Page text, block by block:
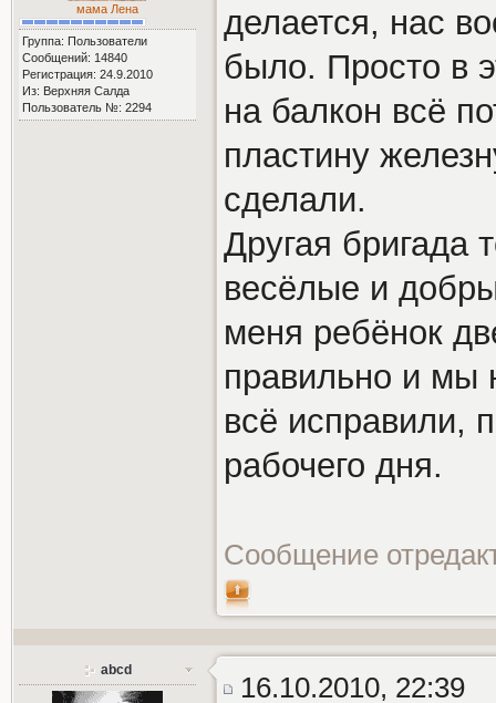
мама Лена
Группа: Пользователи
Сообщений: 14840
Регистрация: 24.9.2010
Из: Верхняя Салда
Пользователь №: 2294
делается, нас
было. Просто в
на балкон всё
пластину
сделали.
Другая бригада
весёлые и
меня ребёнок
правильно и мы
всё исправили,
рабочего дня.
Сообщение
abcd
16.10.2010, 22:39